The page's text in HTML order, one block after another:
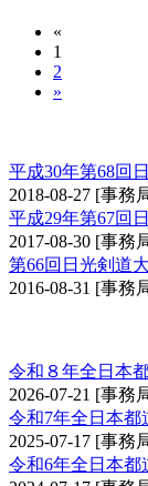
«
1
2
»
平成30年第68回
2018-08-27 [事務
平成29年第67回
2017-08-30 [事務
第66回日光剣道
2016-08-31 [事務
令和８年全日本
2026-07-21 [事務
令和7年全日本都
2025-07-17 [事務
令和6年全日本都